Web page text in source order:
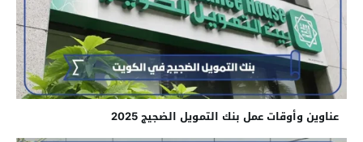
عناوين وأوقات عمل بنك التمويل الضجيج 2025